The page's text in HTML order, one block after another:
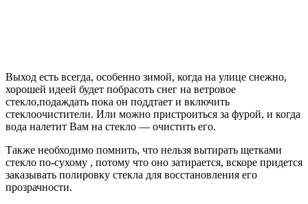
Выход есть всегда, особенно зимой, когда на улице снежно,
хорошей идеей будет побрасоть снег на ветровое
стекло,подаждать пока он поддтает и включить
стеклоочистители. Или можно пристроиться за фурой, и когда
вода налетит Вам на стекло — очистить его.
Также необходимо помнить, что нельзя вытирать щетками
стекло по-сухому , потому что оно затирается, вскоре придется
заказывать полировку стекла для восстановления его
прозрачности.